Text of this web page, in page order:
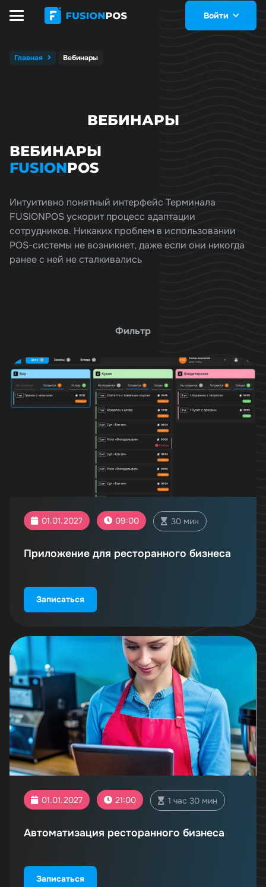
Войти
Главная Вебинары
ВЕБИНАРЫ
ВЕБИНАРЫ
FUSIONPOS
Интуитивно понятный интерфейс Терминала
FUSIONPOS ускорит процесс адаптации
сотрудников. Никаких проблем в использовании
POS-системы не возникнет, даже если они никогда
ранее с ней не сталкивались
Фильтр
01.01.2027 09:00 30 мин
Приложение для ресторанного бизнеса
Записаться
01.01.2027 21:00 1 час 30 мин
Автоматизация ресторанного бизнеса
Записаться